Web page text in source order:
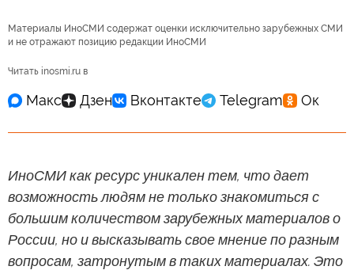
Материалы ИноСМИ содержат оценки исключительно зарубежных СМИ
и не отражают позицию редакции ИноСМИ
Читать inosmi.ru в
ИноСМИ как ресурс уникален тем, что дает
возможность людям не только знакомиться с
большим количеством зарубежных материалов о
России, но и высказывать свое мнение по разным
вопросам, затронутым в таких материалах. Это